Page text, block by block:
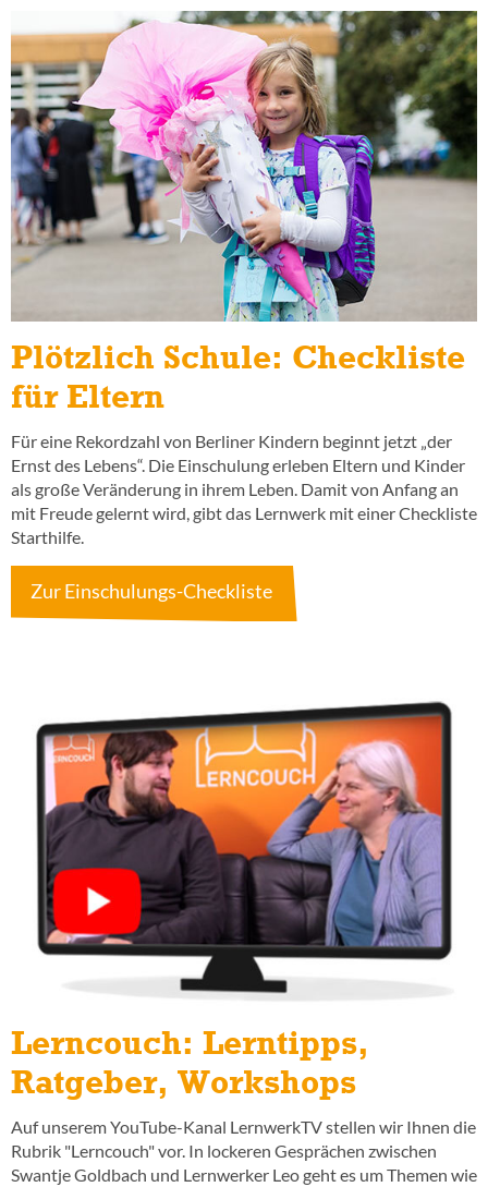
Plötzlich Schule: Checkliste
für Eltern
Für eine Rekordzahl von Berliner Kindern beginnt jetzt „der
Ernst des Lebens“. Die Einschulung erleben Eltern und Kinder
als große Veränderung in ihrem Leben. Damit von Anfang an
mit Freude gelernt wird, gibt das Lernwerk mit einer Checkliste
Starthilfe.
Zur Einschulungs-Checkliste
Lerncouch: Lerntipps,
Ratgeber, Workshops
Auf unserem YouTube-Kanal LernwerkTV stellen wir Ihnen die
Rubrik "Lerncouch" vor. In lockeren Gesprächen zwischen
Swantje Goldbach und Lernwerker Leo geht es um Themen wie